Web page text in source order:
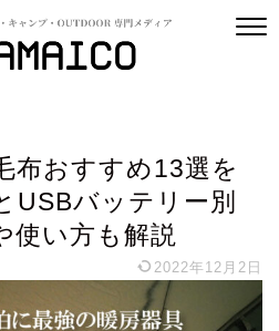
布おすすめ13選を
USBバッテリー別
使い方も解説
2022年12月2日